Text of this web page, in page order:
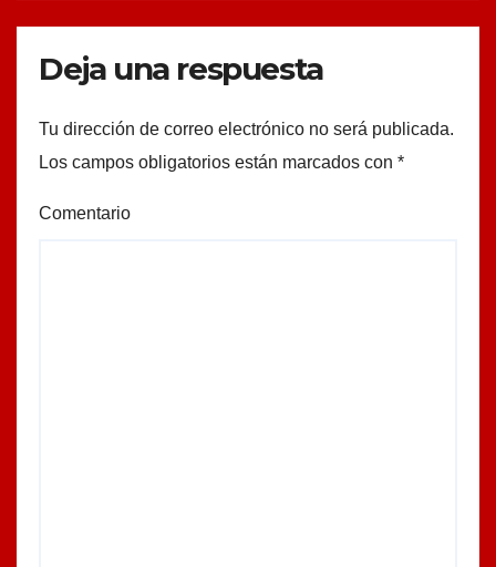
Deja una respuesta
Tu dirección de correo electrónico no será publicada.
Los campos obligatorios están marcados con *
Comentario